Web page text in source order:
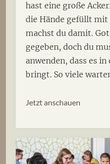
hast eine große
die Hände gefüllt mit
machst du damit.
gegeben, doch du
anwenden, dass es
bringt. So viele
Jetzt anschauen